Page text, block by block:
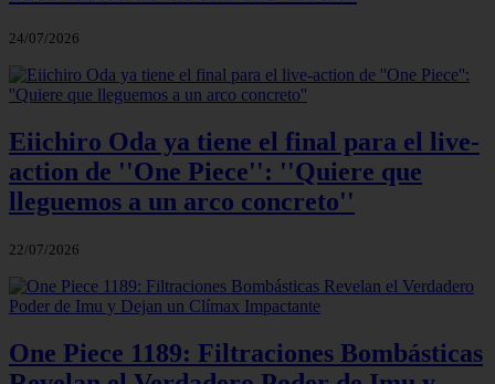
24/07/2026
Eiichiro Oda ya tiene el final para el live-
action de ''One Piece'': ''Quiere que
lleguemos a un arco concreto''
22/07/2026
One Piece 1189: Filtraciones Bombásticas